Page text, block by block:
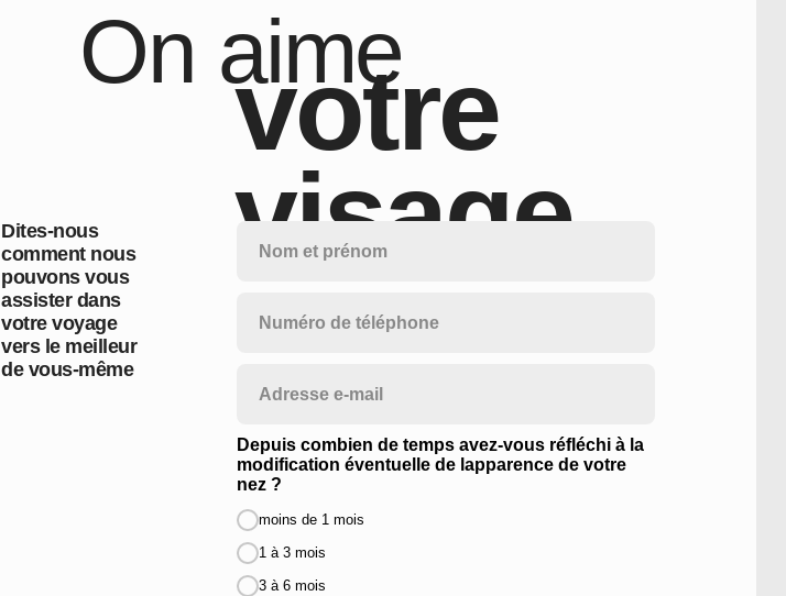
Dites-nous
comment nous
pouvons vous
assister dans
votre voyage
vers le meilleur
de vous-même
votre
visage
On aime
Depuis combien de temps avez-vous réfléchi à la
modification éventuelle de lapparence de votre
nez ?
moins de 1 mois
1 à 3 mois
3 à 6 mois